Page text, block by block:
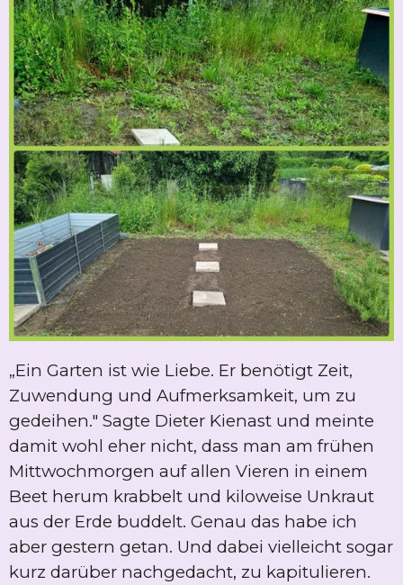
„Ein Garten ist wie Liebe. Er benötigt Zeit,
Zuwendung und Aufmerksamkeit, um zu
gedeihen." Sagte Dieter Kienast und meinte
damit wohl eher nicht, dass man am frühen
Mittwochmorgen auf allen Vieren in einem
Beet herum krabbelt und kiloweise Unkraut
aus der Erde buddelt. Genau das habe ich
aber gestern getan. Und dabei vielleicht sogar
kurz darüber nachgedacht, zu kapitulieren.